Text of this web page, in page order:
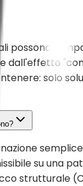
possono
dall'effetto
solo
su una
strutturale